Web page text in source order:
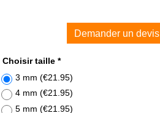
Demander un devis
Choisir taille *
3 mm (€21.95)
4 mm (€21.95)
5 mm (€21.95)